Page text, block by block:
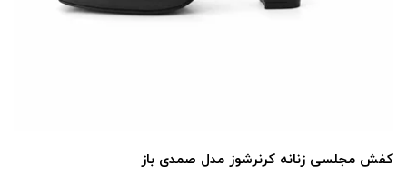
کفش مجلسی زنانه کرنرشوز مدل صمدی باز